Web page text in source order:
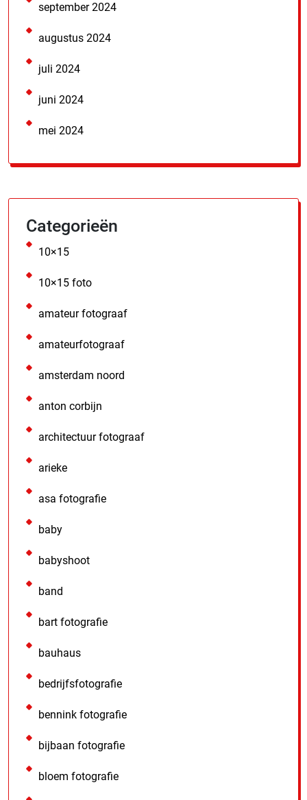
september 2024
augustus 2024
juli 2024
juni 2024
mei 2024
Categorieën
10×15
10×15 foto
amateur fotograaf
amateurfotograaf
amsterdam noord
anton corbijn
architectuur fotograaf
arieke
asa fotografie
baby
babyshoot
band
bart fotografie
bauhaus
bedrijfsfotografie
bennink fotografie
bijbaan fotografie
bloem fotografie